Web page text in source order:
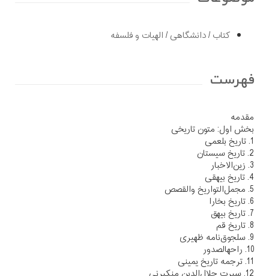
کتاب/دانشگاهی/الهیات و فلسفه
فهرست
مقدمه
بخش اول: متون تاریخی
1. تاریخ بلعمی
2. تاریخ سیستان
3. زین‌الاخبار
4. تاریخ بیهقی
5. مجمل‌التواریخ والقصص
6. تاریخ بخارا
7. تاریخ بیهق
8. تاریخ قم
9. سلجوق‌نامه ظهیری
10. راحهالصدور
11. ترجمه تاریخ یمینی